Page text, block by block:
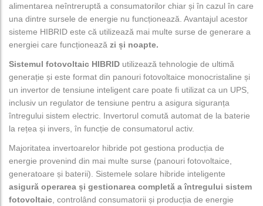
alimentarea neîntreruptă a consumatorilor chiar și în cazul în care
una dintre sursele de energie nu funcționează. Avantajul acestor
sisteme HIBRID este că utilizează mai multe surse de generare a
energiei care funcționează zi și noapte.
Sistemul fotovoltaic HIBRID utilizează tehnologie de ultimă
generație și este format din panouri fotovoltaice monocristaline și
un invertor de tensiune inteligent care poate fi utilizat ca un UPS,
inclusiv un regulator de tensiune pentru a asigura siguranța
întregului sistem electric. Invertorul comută automat de la baterie
la rețea și invers, în funcție de consumatorul activ.
Majoritatea invertoarelor hibride pot gestiona producția de
energie provenind din mai multe surse (panouri fotovoltaice,
generatoare și baterii). Sistemele solare hibride inteligente
asigură operarea și gestionarea completă a întregului sistem
fotovoltaic , controlând consumatorii și producția de energie